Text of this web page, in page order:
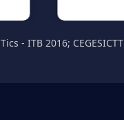
Tics - ITB 2016; CEGESICTT